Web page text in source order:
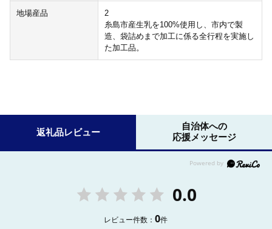
地場産品
2
糸島市産生乳を100%使用し、市内で製
造、袋詰めまで加工に係る全行程を実施し
た加工品。
返礼品レビュー
自治体への
応援メッセージ
0.0
レビュー件数：0件